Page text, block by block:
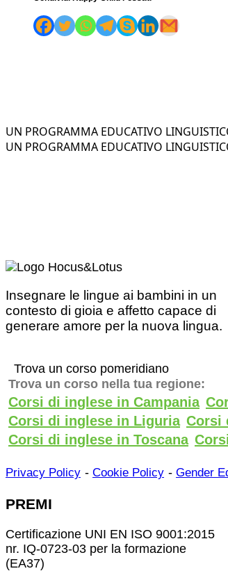
UN PROGRAMMA EDUCATIVO
UN PROGRAMMA EDUCATIVO
Insegnare le lingue ai bambini in un
contesto di gioia e affetto capace di
generare amore per la nuova lingua.
Trova un corso pomeridiano
Trova un corso nella tua regione:
Corsi di inglese in Campania
Corsi di inglese in Liguria Corsi
Corsi di inglese in Toscana
Privacy Policy - Cookie Policy - Gender
PREMI
Certificazione UNI EN ISO 9001:2015
nr. IQ-0723-03 per la formazione
(EA37)